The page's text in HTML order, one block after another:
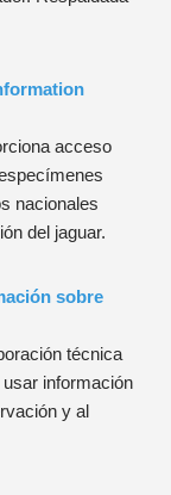
acceso
nacionales
del jaguar.
sobre
técnica
información
y al